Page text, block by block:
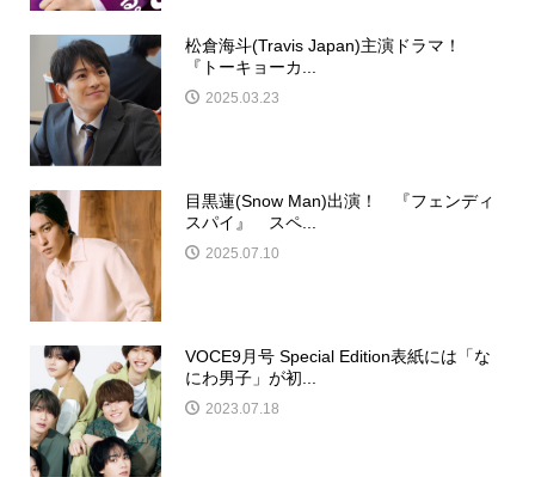
松倉海斗(Travis Japan)主演ドラマ！
『トーキョーカ...
2025.03.23
目黒蓮(Snow Man)出演！ 『フェンディ
スパイ』 スペ...
2025.07.10
VOCE9月号 Special Edition表紙には「な
にわ男子」が初...
2023.07.18